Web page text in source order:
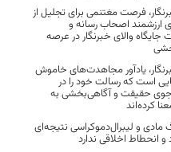
فرصت مغتنمی برای تجلیل از
ارزشمند اصحاب رسانه و
والای خبرنگار در عرصه
یادآور مجاهدت‌های خاموش
است که رسالت خود را در
حقیقت و آگاهی‌بخشی به
کرده‌اند
مادی و لیبرال‌دموکراسی نتیجه‌ای
انحطاط اخلاقی ندارد